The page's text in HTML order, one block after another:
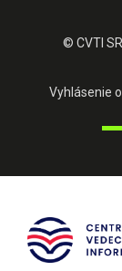
© CVTI SR
Vyhlásenie